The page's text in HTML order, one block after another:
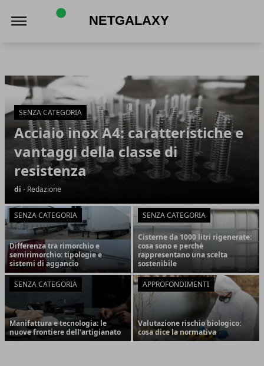
Articoli in Evidenza
SENZA CATEGORIA
Acciaio inox A4: caratteristiche e
vantaggi della classe di
resistenza
di - Redazione
SENZA CATEGORIA
Differenza tra rimorchio e
semirimorchio: tipologie e
sistemi di aggancio
SENZA CATEGORIA
Cisterne da 1000 litri rigenerate:
cosa sono e perché
rappresentano una scelta
sostenibile
SENZA CATEGORIA
Manifattura e tecnologia: le
nuove frontiere dell’artigianato
APPROFONDIMENTI
Valutazione rischio biologico:
cosa dice la normativa